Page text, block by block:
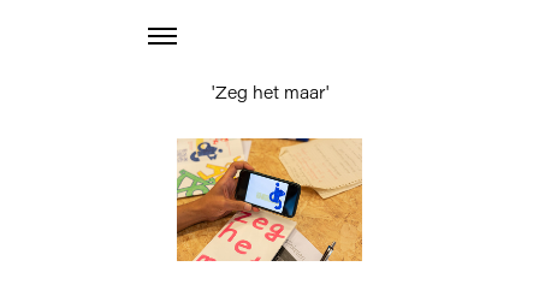
'Zeg het maar'